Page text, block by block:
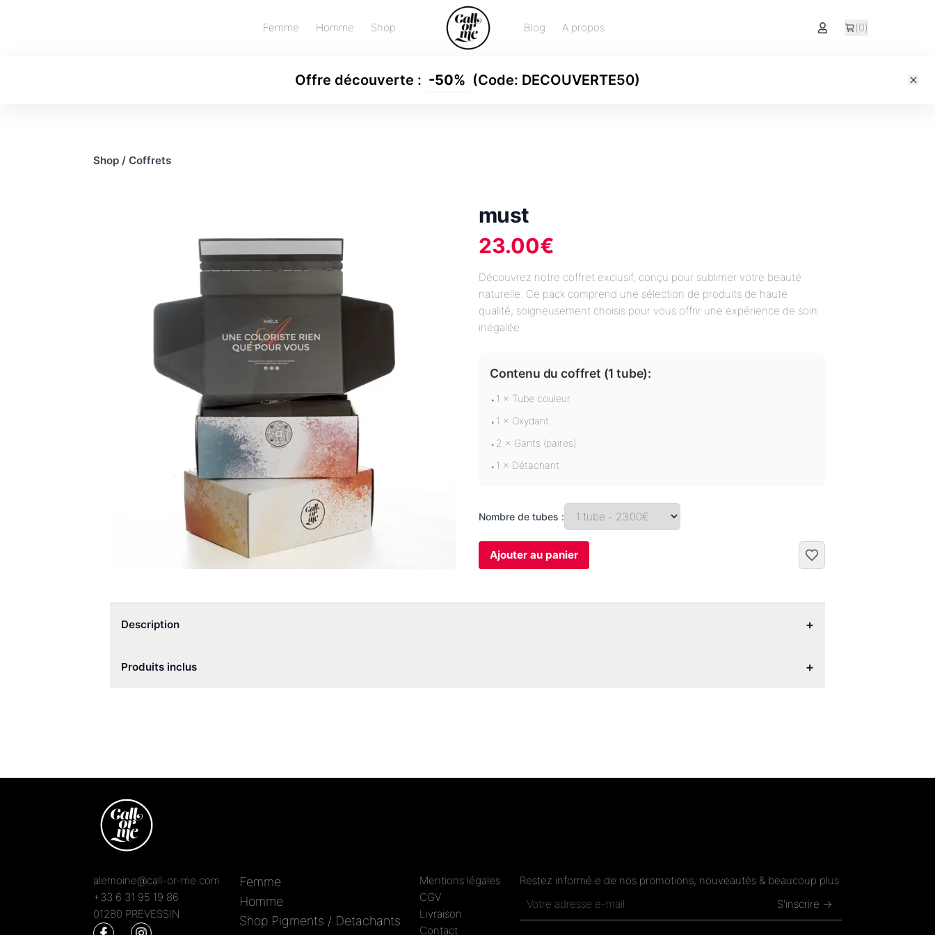
Femme Homme Shop Blog A propos (0)
Offre découverte : -50% (Code: DECOUVERTE50)
Shop/ Coffrets
must
23.00€
Découvrez notre coffret exclusif, conçu pour sublimer votre beauté
naturelle. Ce pack comprend une sélection de produits de haute
qualité, soigneusement choisis pour vous offrir une expérience de soin
inégalée.
Contenu du coffret (1 tube):
• 1 × Tube couleur
• 1 × Oxydant
• 2 × Gants (paires)
• 1 × Détachant
Nombre de tubes :
Ajouter au panier
Description +
Produits inclus +
alemoine@call-or-me.com
+33 6 31 95 19 86
01280 PREVESSIN
Femme
Homme
Shop Pigments / Detachants
Mentions légales
CGV
Livraison
Contact
Restez informé.e de nos promotions, nouveautés & beaucoup plus.
S'inscrire →